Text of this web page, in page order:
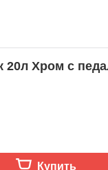
Хром с
Купить